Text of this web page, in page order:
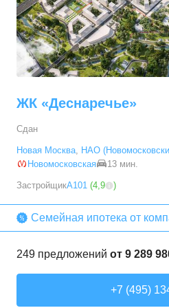
3-комн. кв.
54,28–88,2м²
ЖК «Деснаречье»
Сдан
Новая Москва, НАО
Новомосковская
13 мин.
ЗастройщикА101 (4,9 )
Семейная ипотека от
249 предложений от 9 289
+7 (495)